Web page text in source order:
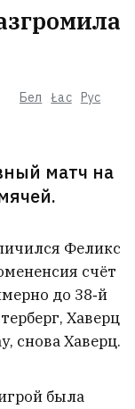
Бел Łac Рус
матч на
Феликс
счёт
до 38‑й
Хаверц
снова Хаверц.
была